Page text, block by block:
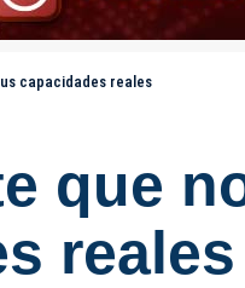
capacidades reales
que
reales